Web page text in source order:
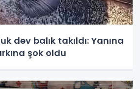
dev balık takıldı: Yanına
şok oldu